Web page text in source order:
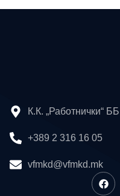
К.К. „Работнички“
+389 2 316 16 05
vfmkd@vfmkd.mk